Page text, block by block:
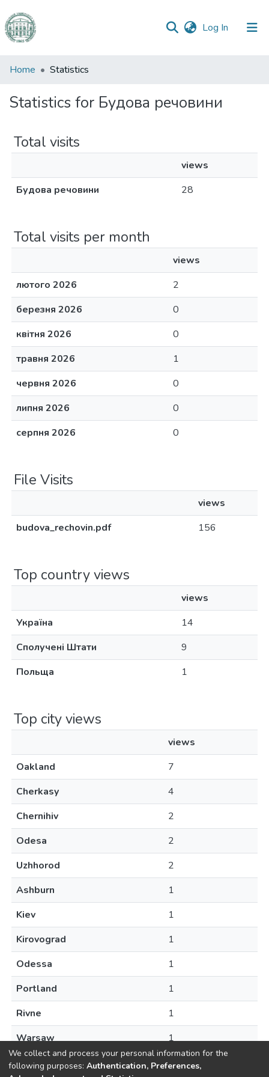
Log In (current)
Communities
Collections
Home Statistics
Statistics for Будова речовини
Total visits
views
Будова речовини
28
Total visits per month
views
лютого 2026
2
березня 2026
0
квітня 2026
0
травня 2026
1
червня 2026
0
липня 2026
0
серпня 2026
0
File Visits
views
budova_rechovin.pdf
156
Top country views
views
Україна
14
Сполучені Штати
9
Польща
1
Top city views
views
Oakland
7
Cherkasy
4
Chernihiv
2
Odesa
2
Uzhhorod
2
Ashburn
1
Kiev
1
Kirovograd
1
Odessa
1
Portland
1
Rivne
1
Warsaw
1
We collect and process your personal information for the
following purposes: Authentication, Preferences,